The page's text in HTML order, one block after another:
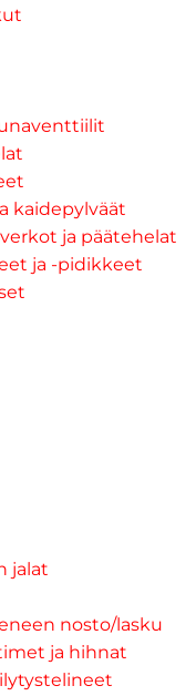
kaidepylväät
ja päätehelat
ja -pidikkeet
jalat
nosto/lasku
ja hihnat